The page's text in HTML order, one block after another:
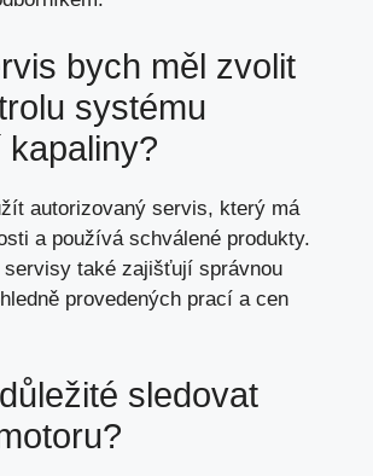
bych měl zvolit
systému
autorizovaný servis, který má
a používá schválené produkty.
servisy také zajišťují správnou
provedených prací a cen
sledovat